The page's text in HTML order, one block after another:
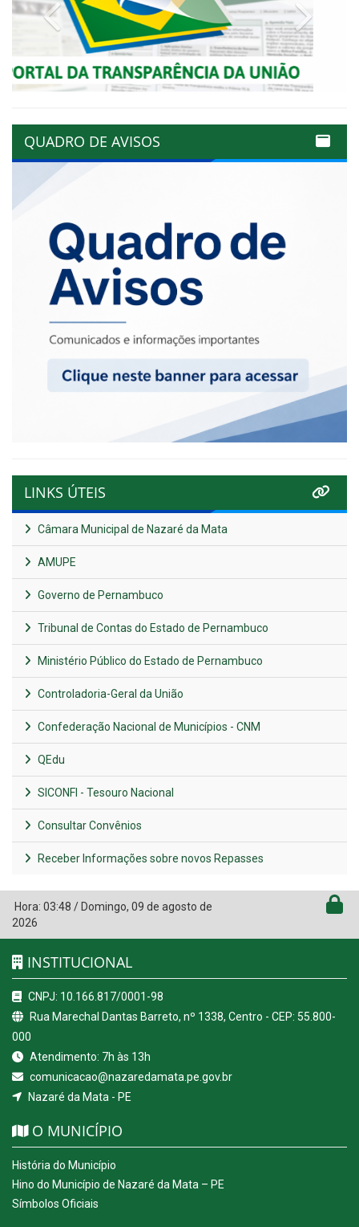
Previous
QUADRO DE AVISOS
LINKS ÚTEIS
Câmara Municipal de Nazaré da Mata
AMUPE
Governo de Pernambuco
Tribunal de Contas do Estado de Pernambuco
Ministério Público do Estado de Pernambuco
Controladoria-Geral da União
Confederação Nacional de Municípios - CNM
QEdu
SICONFI - Tesouro Nacional
Consultar Convênios
Receber Informações sobre novos Repasses
Hora: 03:48 /Domingo, 09 de agosto de
2026
INSTITUCIONAL
CNPJ: 10.166.817/0001-98
Rua Marechal Dantas Barreto, nº 1338, Centro - CEP: 55.800-
000
Atendimento: 7h às 13h
comunicacao@nazaredamata.pe.gov.br
Nazaré da Mata - PE
O MUNICÍPIO
História do Município
Hino do Município de Nazaré da Mata – PE
Símbolos Oficiais